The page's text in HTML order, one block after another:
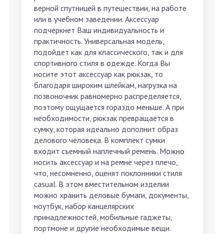
верной спутницей в путешествии, на работе
или в учебном заведении. Аксессуар
подчеркнет Ваш индивидуальность и
практичность. Универсальная модель,
подойдет как для классического, так и для
спортивного стиля в одежде. Когда Вы
носите этот аксессуар как рюкзак, то
благодаря широким шлейкам, нагрузка на
позвоночник равномерно распределяется,
поэтому ощущается гораздо меньше. А при
необходимости, рюкзак превращается в
сумку, которая идеально дополнит образ
делового человека. В комплект сумки
входит съемный наплечный ремень. Можно
носить аксессуар и на ремне через плечо,
что, несомненно, оценят поклонники стиля
casual. В этом вместительном изделии
можно хранить деловые бумаги, документы,
ноутбук, набор канцелярских
принадлежностей, мобильные гаджеты,
портмоне и другие необходимые вещи.